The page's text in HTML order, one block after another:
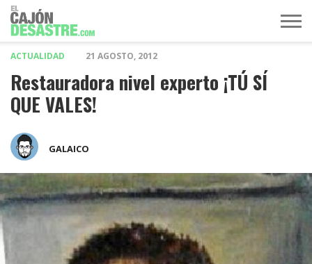
ACTUALIDAD 21 AGOSTO, 2012
Restauradora nivel experto ¡TÚ SÍ
QUE VALES!
GALAICO